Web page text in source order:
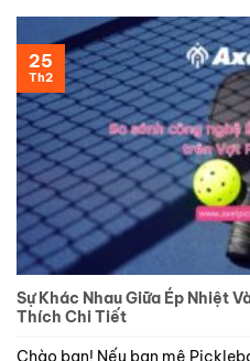
Sự Khác Nhau Giữa Ép Nhiệt
Thích Chi Tiết
Chào bạn! Nếu bạn mê
25
Th2